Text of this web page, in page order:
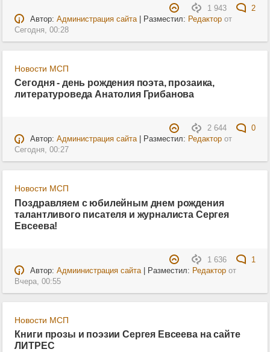
1 943
2
Автор: Администрация сайта| Разместил: Редакторот
Сегодня, 00:28
Новости МСП
Сегодня - день рождения поэта, прозаика,
литературоведа Анатолия Грибанова
2 644
0
Автор: Администрация сайта| Разместил: Редакторот
Сегодня, 00:27
Новости МСП
Поздравляем с юбилейным днем рождения
талантливого писателя и журналиста Сергея
Евсеева!
1 636
1
Автор: Адмиинистрация сайта| Разместил: Редакторот
Вчера, 00:55
Новости МСП
Книги прозы и поэзии Сергея Евсеева на сайте
ЛИТРЕС